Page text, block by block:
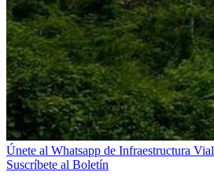
Únete al Whatsapp de Infraestructura Vial
Suscríbete al Boletín